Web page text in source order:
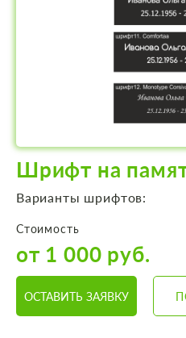
Шрифт на
Варианты шрифтов:
Стоимость
от 1 000 руб.
ОСТАВИТЬ ЗАЯВКУ